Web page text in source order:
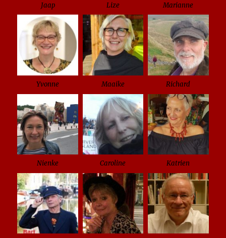
Jaap Lize Marianne
Yvonne Maaike Richard
Nienke Caroline Katrien